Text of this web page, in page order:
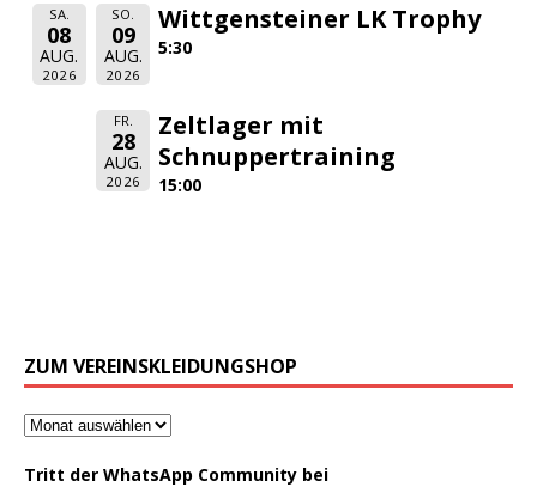
SA.
08
AUG.
2026
SO.
09
AUG.
2026
Wittgensteiner LK Trophy
5:30
FR.
28
AUG.
2026
Zeltlager mit
Schnuppertraining
15:00
ZUM VEREINSKLEIDUNGSHOP
Tritt der WhatsApp Community bei